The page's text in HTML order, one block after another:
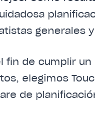
generales
fin de cumplir
elegimos
de